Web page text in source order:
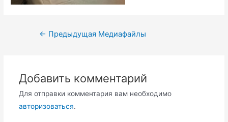
Навигация
← Предыдущая Медиафайлы
Добавить комментарий
Для отправки комментария вам необходимо
авторизоваться.